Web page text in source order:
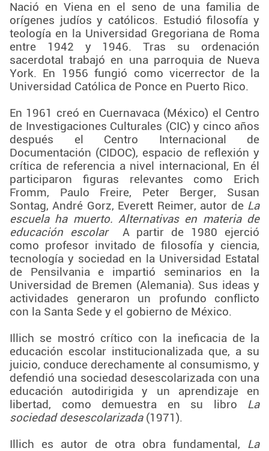
Nació en Viena en el seno de una familia de
orígenes judíos y católicos. Estudió filosofía y
teología en la Universidad Gregoriana de Roma
entre 1942 y 1946. Tras su ordenación
sacerdotal trabajó en una parroquia de Nueva
York. En 1956 fungió como vicerrector de la
Universidad Católica de Ponce en Puerto Rico.
En 1961 creó en Cuernavaca (México) el Centro
de Investigaciones Culturales (CIC) y cinco años
después el Centro Internacional de
Documentación (CIDOC), espacio de reflexión y
crítica de referencia a nivel internacional, En él
participaron figuras relevantes como Erich
Fromm, Paulo Freire, Peter Berger, Susan
Sontag, André Gorz, Everett Reimer, autor de La
escuela ha muerto. Alternativas en materia de
educación escolarA partir de 1980 ejerció
como profesor invitado de filosofía y ciencia,
tecnología y sociedad en la Universidad Estatal
de Pensilvania e impartió seminarios en la
Universidad de Bremen (Alemania). Sus ideas y
actividades generaron un profundo conflicto
con la Santa Sede y el gobierno de México.
Illich se mostró crítico con la ineficacia de la
educación escolar institucionalizada que, a su
juicio, conduce derechamente al consumismo, y
defendió una sociedad desescolarizada con una
educación autodirigida y un aprendizaje en
libertad, como demuestra en su libro La
sociedad desescolarizada(1971).
Illich es autor de otra obra fundamental, La